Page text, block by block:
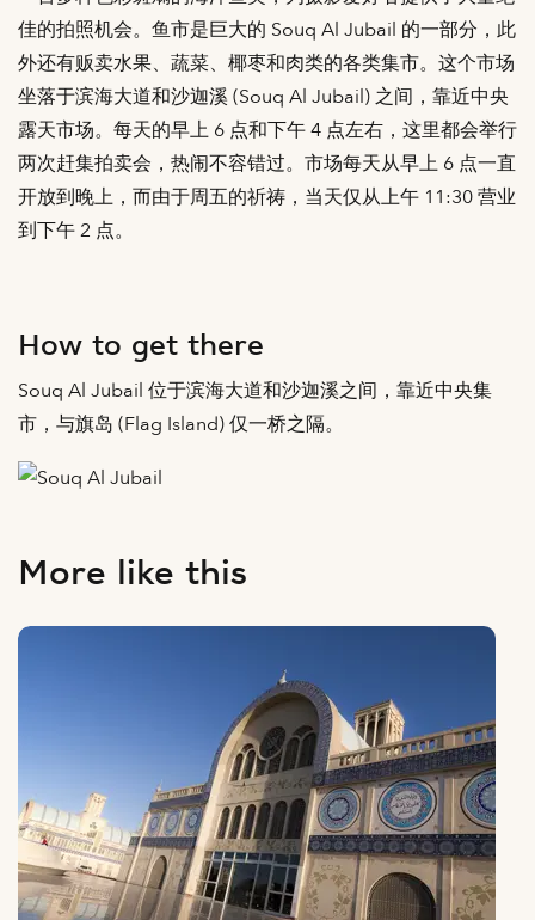
佳的拍照机会。鱼市是巨大的 Souq Al Jubail 的一部分，此
外还有贩卖水果、蔬菜、椰枣和肉类的各类集市。这个市场
坐落于滨海大道和沙迦溪 (Souq Al Jubail) 之间，靠近中央
露天市场。每天的早上 6 点和下午 4 点左右，这里都会举行
两次赶集拍卖会，热闹不容错过。市场每天从早上 6 点一直
开放到晚上，而由于周五的祈祷，当天仅从上午 11:30 营业
到下午 2 点。
How to get there
Souq Al Jubail 位于滨海大道和沙迦溪之间，靠近中央集
市，与旗岛 (Flag Island) 仅一桥之隔。
More like this